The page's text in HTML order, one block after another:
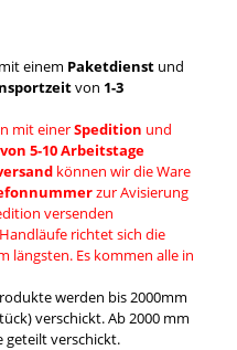
einem Paketdienstund
von 1-3
mit einerSpedition und
5-10 Arbeitstage
können wir die Ware
zur Avisierung
versenden
richtet sich die
längsten. Es kommen alle in
werden bis 2000mm
verschickt. Ab 2000 mm
geteilt verschickt.